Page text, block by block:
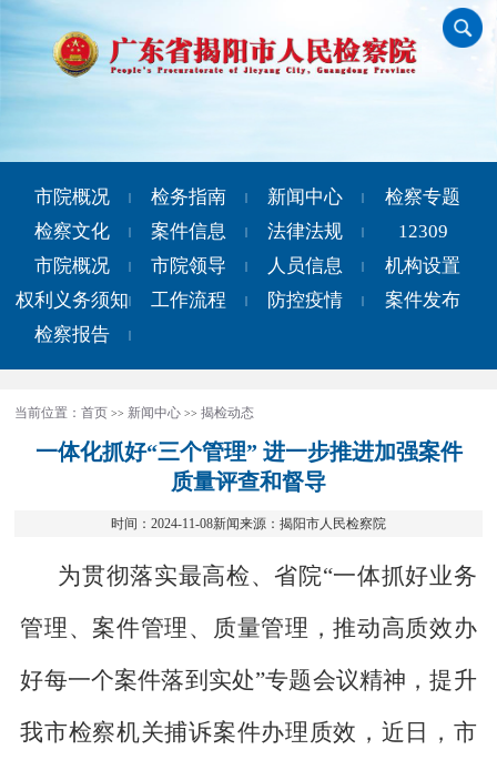
市院概况 检务指南 新闻中心
检察专题
检察文化
案件信息 法律法规
12309
市院概况
市院领导 人员信息
机构设置
权利义务须知
工作流程 防控疫情
案件发布
检察报告
当前位置：首页 >> 新闻中心 >>揭检动态
一体化抓好“三个管理” 进一步推进加强案件
质量评查和督导
时间：2024-11-08新闻来源：揭阳市人民检察院
为贯彻落实最高检、省院“一体抓好业务
管理、案件管理、质量管理，推动高质效办
好每一个案件落到实处”专题会议精神，提升
我市检察机关捕诉案件办理质效，近日，市